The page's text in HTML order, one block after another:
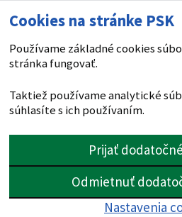
Cookies na stránke PSK
Používame základné cookies
stránka fungovať.
Taktiež používame analytické
súhlasíte s ich používaním.
Prijať
Odmietnuť
Nastavenia